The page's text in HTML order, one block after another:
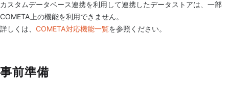
カスタムデータベース連携を利用して連携したデータストアは、一部
COMETA上の機能を利用できません。
詳しくは、 COMETA対応機能一覧を参照ください。
事前準備